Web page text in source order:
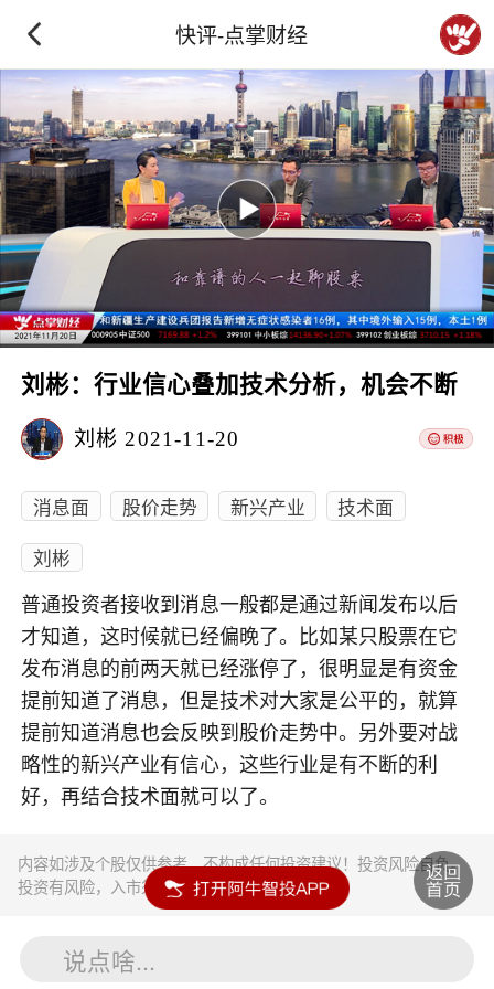
快评-点掌财经
刘彬：行业信心叠加技术分析，机会不断
刘彬 2021-11-20
消息面 股价走势 新兴产业
技术面
刘彬
普通投资者接收到消息一般都是通过新闻发布以后
才知道，这时候就已经偏晚了。比如某只股票在它
发布消息的前两天就已经涨停了，很明显是有资金
提前知道了消息，但是技术对大家是公平的，就算
提前知道消息也会反映到股价走势中。另外要对战
略性的新兴产业有信心，这些行业是有不断的利
好，再结合技术面就可以了。
内容如涉及个股仅供参考，不构成任何投资建议！投资风险自负。
投资有风险，入市须谨慎。
说点啥...